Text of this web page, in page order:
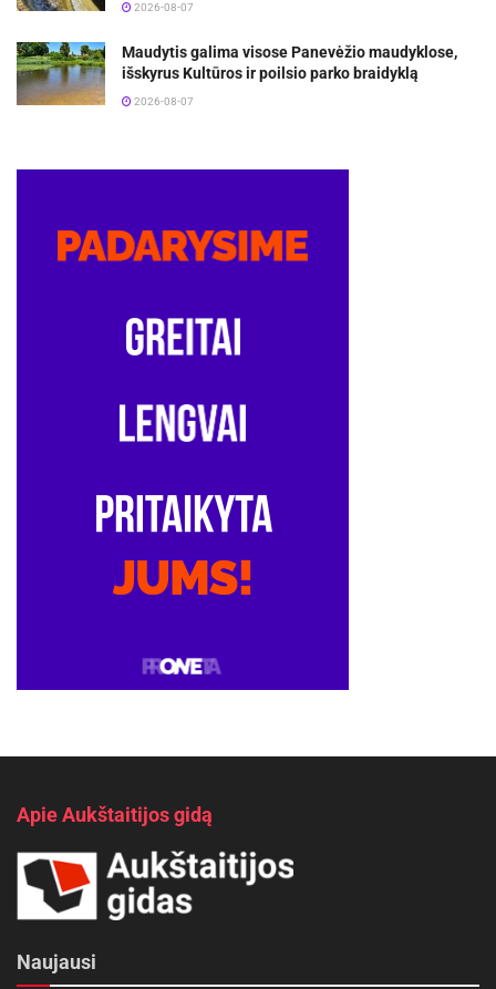
2026-08-07
Maudytis galima visose Panevėžio maudyklose,
išskyrus Kultūros ir poilsio parko braidyklą
2026-08-07
Apie Aukštaitijos gidą
Naujausi